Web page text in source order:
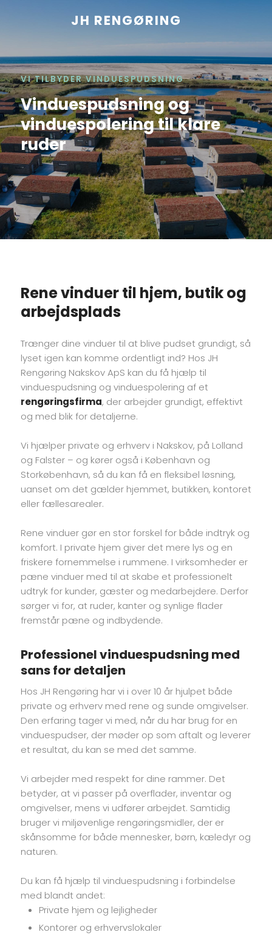
JH RENGØRING​
​VI TILBYDER VINDUESPUDSNING
Vinduespudsning og
vinduespolering til klare
ruder
Rene vinduer til hjem, butik og
arbejdsplads
Trænger dine vinduer til at blive pudset grundigt, så
lyset igen kan komme ordentligt ind? Hos JH
Rengøring Nakskov ApS kan du få hjælp til
vinduespudsning og vinduespolering af et
rengøringsfirma, der arbejder grundigt, effektivt
og med blik for detaljerne.
Vi hjælper private og erhverv i Nakskov, på Lolland
og Falster – og kører også i København og
Storkøbenhavn, så du kan få en fleksibel løsning,
uanset om det gælder hjemmet, butikken, kontoret
eller fællesarealer.
Rene vinduer gør en stor forskel for både indtryk og
komfort. I private hjem giver det mere lys og en
friskere fornemmelse i rummene. I virksomheder er
pæne vinduer med til at skabe et professionelt
udtryk for kunder, gæster og medarbejdere. Derfor
sørger vi for, at ruder, kanter og synlige flader
fremstår pæne og indbydende.
Professionel vinduespudsning med
sans for detaljen
Hos JH Rengøring har vi i over 10 år hjulpet både
private og erhverv med rene og sunde omgivelser.
Den erfaring tager vi med, når du har brug for en
vinduespudser, der møder op som aftalt og leverer
et resultat, du kan se med det samme.
Vi arbejder med respekt for dine rammer. Det
betyder, at vi passer på overflader, inventar og
omgivelser, mens vi udfører arbejdet. Samtidig
bruger vi miljøvenlige rengøringsmidler, der er
skånsomme for både mennesker, børn, kæledyr og
naturen.
Du kan få hjælp til vinduespudsning i forbindelse
med blandt andet:
​Private hjem og lejligheder
​Kontorer og erhvervslokaler